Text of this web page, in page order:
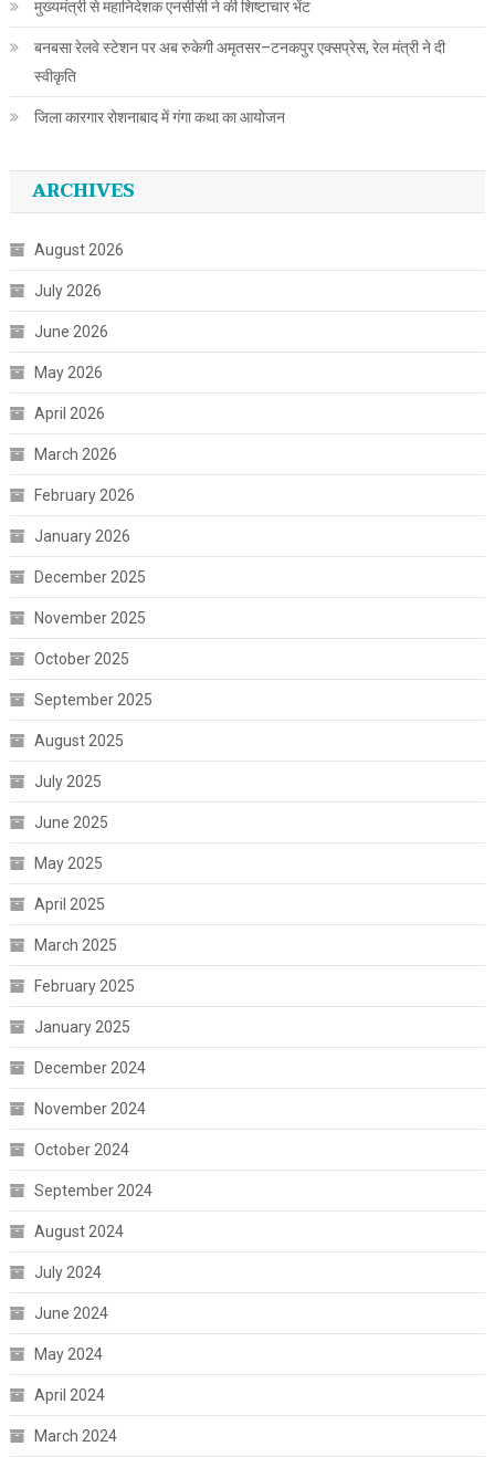
मुख्यमंत्री से महानिदेशक एनसीसी ने की शिष्टाचार भेंट
बनबसा रेलवे स्टेशन पर अब रुकेगी अमृतसर–टनकपुर एक्सप्रेस, रेल मंत्री ने दी
स्वीकृति
जिला कारगार रोशनाबाद में गंगा कथा का आयोजन
ARCHIVES
August 2026
July 2026
June 2026
May 2026
April 2026
March 2026
February 2026
January 2026
December 2025
November 2025
October 2025
September 2025
August 2025
July 2025
June 2025
May 2025
April 2025
March 2025
February 2025
January 2025
December 2024
November 2024
October 2024
September 2024
August 2024
July 2024
June 2024
May 2024
April 2024
March 2024